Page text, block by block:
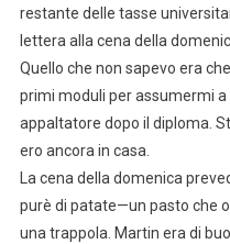
restante delle tasse
lettera alla cena della
Quello che non sapevo era
primi moduli per assumermi
appaltatore dopo il diploma.
ero ancora in casa.
La cena della domenica
purè di patate—un pasto che
una trappola. Martin era di